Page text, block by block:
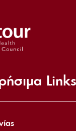
Links